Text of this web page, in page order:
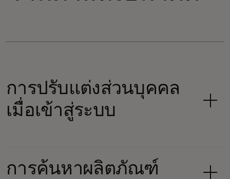
การปรับแต่งส่วนบุคคล
เมื่อเข้าสู่ระบบ
การค้นหาผลิตภัณฑ์